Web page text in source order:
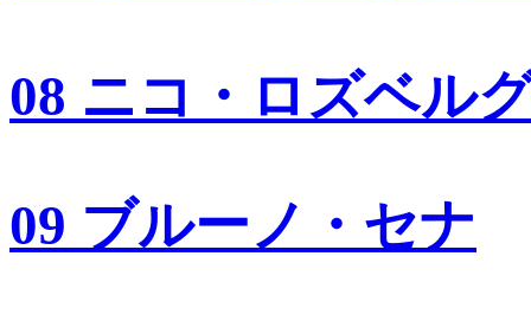
08 ニコ・ロズベル
09 ブルーノ・セナ